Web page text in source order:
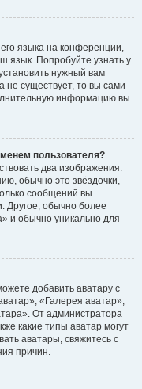
языка на конференции,
язык. Попробуйте узнать у
нужный вам
не существует, то вы сами
информацию вы
пользователя?
два изображения.
обычно это звёздочки,
сообщений вы
Другое, обычно более
и обычно уникально для
добавить аватару с
«Галерея аватар»,
От администратора
какие типы аватар могут
аватары, свяжитесь с
причин.